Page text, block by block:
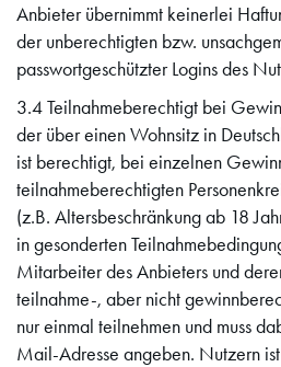
Anbieter übernimmt keinerlei
der unberechtigten bzw.
passwortgeschützter Logins des
3.4 Teilnahmeberechtigt bei
der über einen Wohnsitz in
ist berechtigt, bei einzelnen
teilnahmeberechtigten
(z.B. Altersbeschränkung ab 18
in gesonderten
Mitarbeiter des Anbieters und
teilnahme-, aber nicht
nur einmal teilnehmen und muss
Mail-Adresse angeben. Nutzern